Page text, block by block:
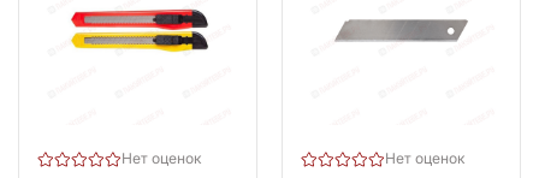
Нет оценок Нет оценок